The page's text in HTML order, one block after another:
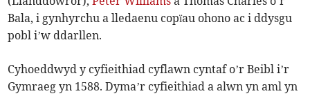
Bala, i gynhyrchu a lledaenu copïau ohono ac i ddysgu
pobl i’w ddarllen.
Cyhoeddwyd y cyfieithiad cyflawn cyntaf o’r Beibl i’r
Gymraeg yn 1588. Dyma’r cyfieithiad a alwn yn aml yn